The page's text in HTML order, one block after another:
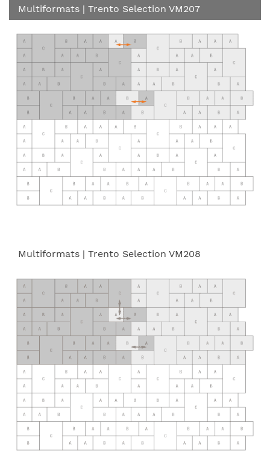
Multiformats | Trento Selection VM207
Multiformats | Trento Selection VM208